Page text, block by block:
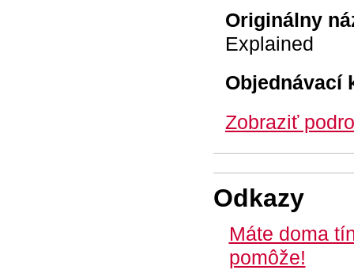
Originálny
Explained
Objednávací
Zobraziť
Odkazy
Máte doma
pomôže!